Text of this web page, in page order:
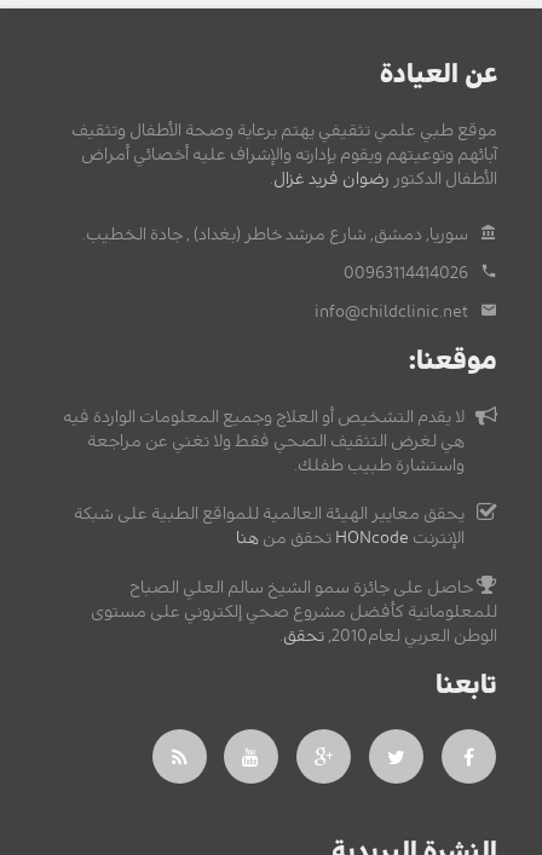
عن العيادة
موقع طبي علمي تثقيفي يهتم برعاية وصحة الأطفال وتثقيف
آبائهم وتوعيتهم ويقوم بإدارته والإشراف عليه أخصائي أمراض
الأطفال الدكتور رضوان فريد غزال.
سوريا, دمشق, شارع مرشد خاطر (بغداد) , جادة الخطيب.
00963114414026
info@childclinic.net
موقعنا:
لا يقدم التشخيص أو العلاج وجميع المعلومات الواردة فيه
هي لغرض التثقيف الصحي فقط ولا تغني عن مراجعة
واستشارة طبيب طفلك.
يحقق معايير الهيئة العالمية للمواقع الطبية على شبكة
الإنترنت HONcode تحقق من هنا
حاصل على جائزة سمو الشيخ سالم العلي الصباح
للمعلوماتية كأفضل مشروع صحي إلكتروني على مستوى
الوطن العربي لعام2010,
تحقق.
تابعنا